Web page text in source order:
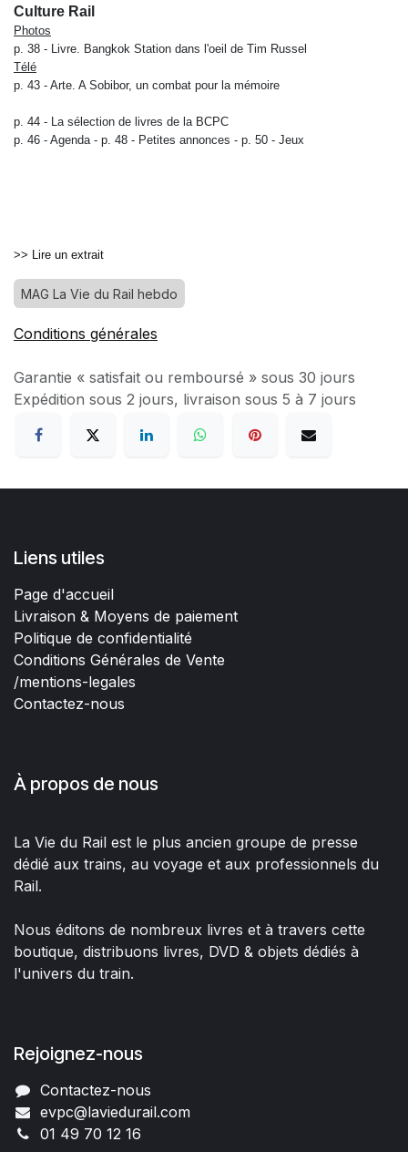
Culture Rail
Photos
p. 38 - Livre. Bangkok Station dans l'oeil de Tim Russel
Télé
p. 43 - Arte. A Sobibor, un combat pour la mémoire
p. 44 - La sélection de livres de la BCPC
p. 46 - Agenda - p. 48 - Petites annonces - p. 50 - Jeux
>> Lire un extrait
MAG La Vie du Rail hebdo
Conditions générales
Garantie « satisfait ou remboursé » sous 30 jours
Expédition sous 2 jours, livraison sous 5 à 7 jours
Liens utiles
Page d'accueil
Livraison & Moyens de paiement
Politique de confidentialité
Conditions Générales de Vente
/mentions-legales
Contactez-nous
À propos de nous
La Vie du Rail est le plus ancien groupe de presse
dédié aux trains, au voyage et aux professionnels du
Rail.
Nous éditons de nombreux livres et à travers cette
boutique, distribuons livres, DVD & objets dédiés à
l'univers du train.
Rejoignez-nous
Contactez-nous
evpc@laviedurail.com
01 49 70 12 16